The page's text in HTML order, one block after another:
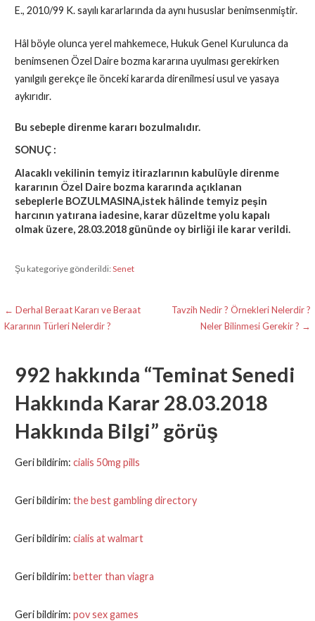
E., 2010/99 K. sayılı kararlarında da aynı hususlar benimsenmiştir.
Hâl böyle olunca yerel mahkemece, Hukuk Genel Kurulunca da
benimsenen Özel Daire bozma kararına uyulması gerekirken
yanılgılı gerekçe ile önceki kararda direnilmesi usul ve yasaya
aykırıdır.
Bu sebeple direnme kararı bozulmalıdır.
SONUÇ :
Alacaklı vekilinin temyiz itirazlarının kabulüyle direnme
kararının Özel Daire bozma kararında açıklanan
sebeplerle BOZULMASINA,istek hâlinde temyiz peşin
harcının yatırana iadesine, karar düzeltme yolu kapalı
olmak üzere, 28.03.2018 gününde oy birliği ile karar verildi.
Şu kategoriye gönderildi:Senet
Yazı
← Derhal Beraat Kararı ve Beraat
Kararının Türleri Nelerdir ?
Tavzih Nedir ? Örnekleri Nelerdir ?
Neler Bilinmesi Gerekir ? →
992 hakkında “Teminat Senedi
Hakkında Karar 28.03.2018
Hakkında Bilgi” görüş
Geri bildirim: cialis 50mg pills
Geri bildirim: the best gambling directory
Geri bildirim: cialis at walmart
Geri bildirim: better than viagra
Geri bildirim: pov sex games